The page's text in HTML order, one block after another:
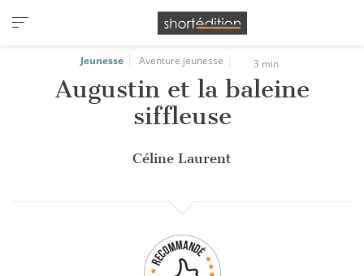
Panneau de gestion des cookies
Jeunesse Aventure jeunesse 3 min
Augustin et la baleine
siffleuse
Céline Laurent